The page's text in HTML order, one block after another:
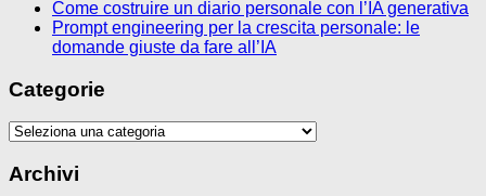
Come costruire un diario personale con l’IA generativa
Prompt engineering per la crescita personale: le
domande giuste da fare all’IA
Categorie
Categorie
Archivi